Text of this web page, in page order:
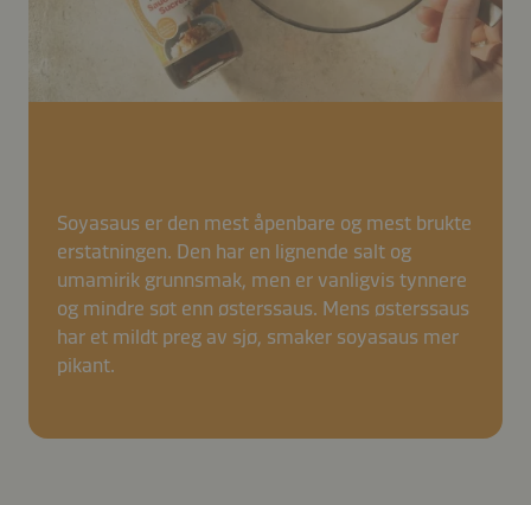
Soyasaus er den mest åpenbare og mest brukte
erstatningen. Den har en lignende salt og
umamirik grunnsmak, men er vanligvis tynnere
og mindre søt enn østerssaus. Mens østerssaus
har et mildt preg av sjø, smaker soyasaus mer
pikant.